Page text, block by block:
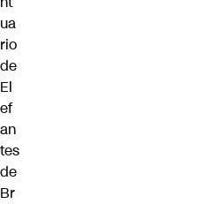
ua
rio
de
El
ef
an
tes
de
Br